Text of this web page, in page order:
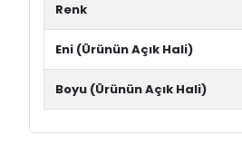
Renk
Eni (Ürünün Açık Hali)
Boyu (Ürünün Açık Hali)